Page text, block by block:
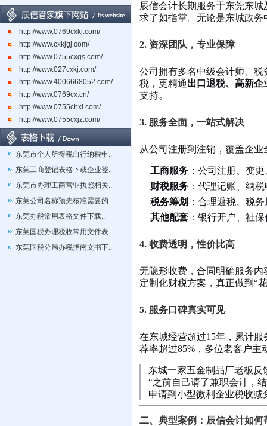
东莞辰信会计代理有限公司专业..
东莞市长安镇长盛社区长中路1..
http://www.0769cxkj.com/
http://www.cxkjgj.com/
http://www.0755cxgs.com/
http://www.027cxkj.com/
http://www.4006668052.com/
http://www.0769cx.cn/
http://www.0755chxi.com/
http://www.0755cxjz.com/
东莞市个人所得税自行纳税申..
东莞工商登记表格下载企业登..
东莞市办理工商营业执照相关..
东莞公司名称预先核准需要的..
东莞办税常用表格文件下载..
东莞国税办理税收常用文件表..
东莞国税分局办税指南文书下..
辰信会计长期服务于东莞东
求了如指掌。无论是东城政
2. 资深团队，专业保障
公司拥有多名中级会计师、
税，更精通出口退税、高新
支持。
3. 服务全面，一站式解决
从公司注册到注销，覆盖企业
工商服务：公司注册、变
财税服务：代理记账、纳
税务筹划 ：合理避税、税
其他配套：银行开户、社
4. 收费透明，性价比高
无隐形收费，合同明确服务
定制化财税方案，真正做到“
5. 服务口碑真实可见
在东城经营超过15年，累计
荐率超过85%，多位老客户主
东城一家五金制品厂老板反
“之前自己请了兼职会计，
申请到小型微利企业税收减
二、典型案例：辰信会计如何